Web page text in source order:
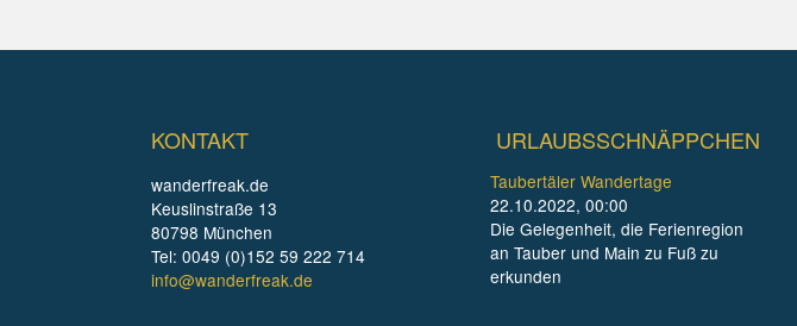
KONTAKT
wanderfreak.de
Keuslinstraße 13
80798 München
Tel: 0049 (0)152 59 222 714
info@wanderfreak.de
URLAUBSSCHNÄPPCHEN
Taubertäler Wandertage
22.10.2022, 00:00
Die Gelegenheit, die Ferienregion
an Tauber und Main zu Fuß zu
erkunden